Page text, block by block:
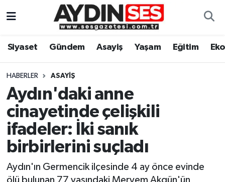
Siyaset Gündem Asayiş Yaşam Eğitim
HABERLER ASAYIŞ
Aydın'daki anne
cinayetinde çelişkili
ifadeler: İki sanık
birbirlerini suçladı
Aydın'ın Germencik ilçesinde 4 ay önce evinde
ölü bulunan 77 yaşındaki Meryem Akgün'ün
Gündem
Siyaset
Ekonomi
Yaşam
Eğitim
Aydın Hava Durumu
Aydin Namaz Vakitleri
Aydın Trafik Yoğunluk Haritası
Süper Lig Puan Durumu ve Fikstür
Tüm Manşetler